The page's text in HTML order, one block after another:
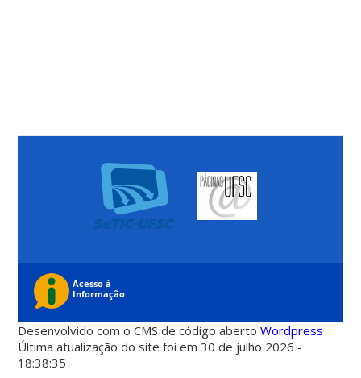
Desenvolvido com o CMS de código abertoWordpress
Última atualização do site foi em 30 de julho 2026 -
18:38:35